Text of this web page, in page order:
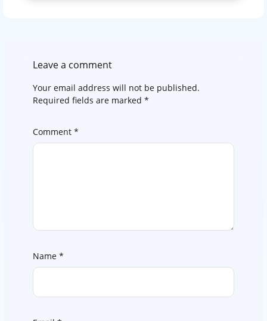
Leave a comment
Your email address will not be published.
Required fields are marked *
Comment *
Name *